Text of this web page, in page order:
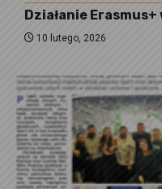
Działanie Erasmus+
10 lutego, 2026